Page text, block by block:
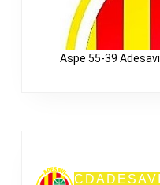
Aspe 55-39 Adesavi
CDADESAVI